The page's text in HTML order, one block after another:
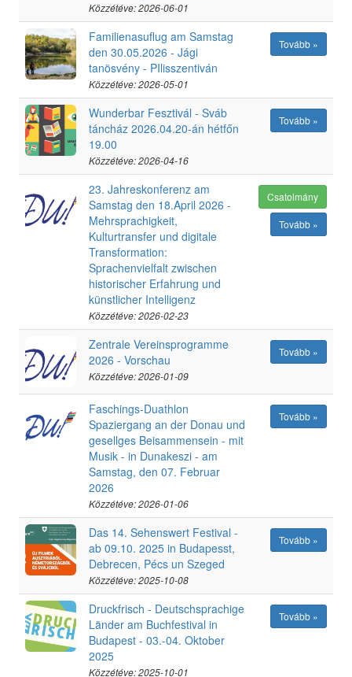
Közzétéve: 2026-06-01
Familienasuflug am Samstag
den 30.05.2026 - Jági
tanösvény - PIlisszentiván
Közzétéve: 2026-05-01
Tovább »
Wunderbar Fesztivál - Sváb
táncház 2026.04.20-án hétfőn
19.00
Közzétéve: 2026-04-16
Tovább »
23. Jahreskonferenz am
Samstag den 18.April 2026 -
Mehrsprachigkeit,
Kulturtransfer und digitale
Transformation:
Sprachenvielfalt zwischen
historischer Erfahrung und
künstlicher Intelligenz
Közzétéve: 2026-02-23
Csatolmány
Tovább »
Zentrale Vereinsprogramme
2026 - Vorschau
Közzétéve: 2026-01-09
Tovább »
Faschings-Duathlon
Spaziergang an der Donau und
gesellges Beisammensein - mit
Musik - in Dunakeszi - am
Samstag, den 07. Februar
2026
Közzétéve: 2026-01-06
Tovább »
Das 14. Sehenswert Festival -
ab 09.10. 2025 in Budapesst,
Debrecen, Pécs un Szeged
Közzétéve: 2025-10-08
Tovább »
Druckfrisch - Deutschsprachige
Länder am Buchfestival in
Budapest - 03.-04. Oktober
2025
Közzétéve: 2025-10-01
Tovább »